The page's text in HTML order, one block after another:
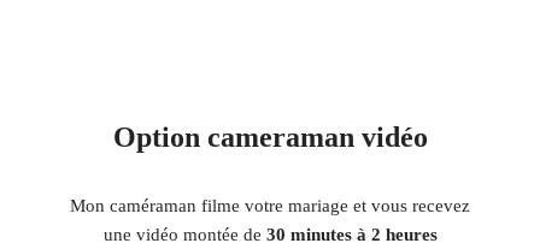
Option cameraman vidéo
Mon caméraman filme votre mariage et vous recevez
une vidéo montée de 30 minutes à 2 heures